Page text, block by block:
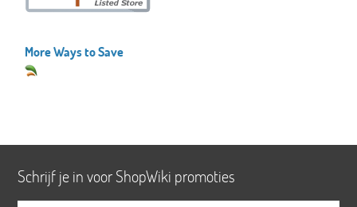
More Ways to Save
Schrijf je in voor ShopWiki promoties